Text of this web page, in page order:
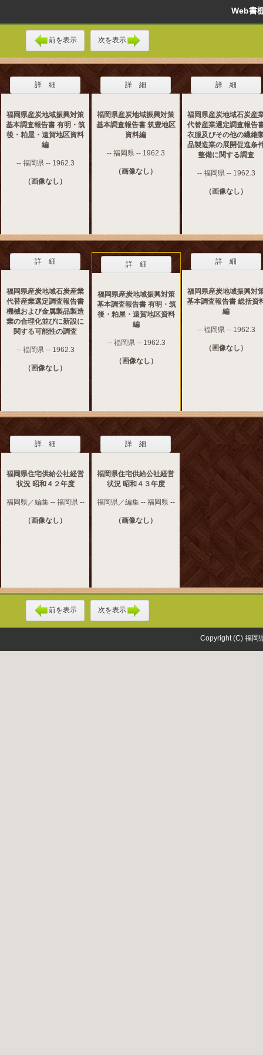
Web
前を表示 次を表示
詳 細
福岡県産炭地域振興対策
基本調査報告書 有明・筑
後・粕屋・遠賀地区資料
編
-- 福岡県 -- 1962.3
（画像なし）
詳 細
福岡県産炭地域振興対策
基本調査報告書 筑豊地区
資料編
-- 福岡県 -- 1962.3
（画像なし）
詳 細
福岡県産炭地域石炭産
代替産業選定調査報告
衣服及びその他の繊維
品製造業の展開促進条
整備に関する調査
-- 福岡県 -- 1962.3
（画像なし）
詳 細
福岡県産炭地域石炭産業
代替産業選定調査報告書
機械および金属製品製造
業の合理化並びに新設に
関する可能性の調査
-- 福岡県 -- 1962.3
（画像なし）
詳 細
福岡県産炭地域振興対策
基本調査報告書 有明・筑
後・粕屋・遠賀地区資料
編
-- 福岡県 -- 1962.3
（画像なし）
詳 細
福岡県産炭地域振興対
基本調査報告書 総括資
編
-- 福岡県 -- 1962.3
（画像なし）
詳 細
福岡県住宅供給公社経営
状況 昭和４２年度
福岡県／編集 -- 福岡県 --
（画像なし）
詳 細
福岡県住宅供給公社経営
状況 昭和４３年度
福岡県／編集 -- 福岡県 --
（画像なし）
前を表示 次を表示
Copyright (C) 福岡